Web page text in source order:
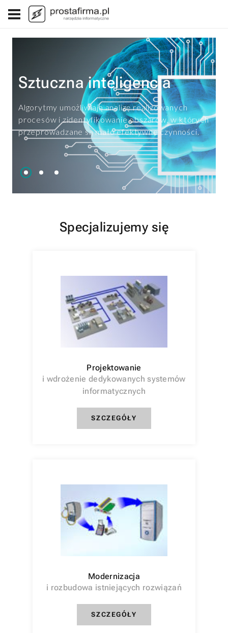
Sztuczna inteligencja
Algorytmy umożliwiają analizę realizowanych
procesów i zidentyfikowanie obszarów, w których
przeprowadzane są mało efektywne czynności.
Specjalizujemy się
Projektowanie
i wdrożenie dedykowanych systemów
informatycznych
SZCZEGÓŁY
Modernizacja
i rozbudowa istniejących rozwiązań
SZCZEGÓŁY